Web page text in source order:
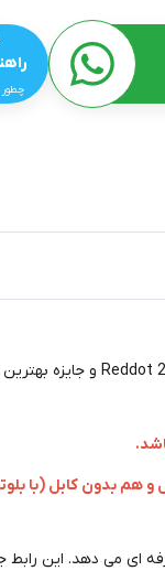
چطور
ای می دهد. این